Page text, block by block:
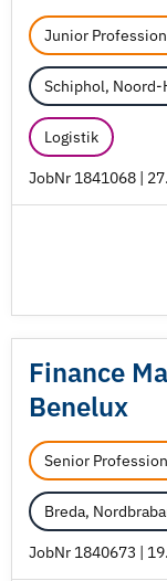
Junior
Schiphol,
Logistik
JobNr 1841068 |
Finance
Benelux
Senior
Breda,
JobNr 1840673 |